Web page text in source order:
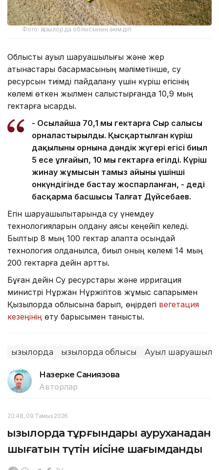
Фото: Қызылорда облысының әкімдігі
Облыстық ауыл шаруашылығы және жер
қатынастары басқармасының мәліметінше, су
ресурсын тиімді пайдалану үшін күріш егісінің
көлемі өткен жылмен салыстырғанда 10,9 мың
гектарға қысқарды.
- Осылайша 70,1 мың гектарға Сыр салысы
орналастырылды. Қысқартылған күріш
дақылының орнына дәндік жүгері егісі биыл
5 есе ұлғайып, 10 мың гектарға егілді. Күріш
жинау жұмысын тамыз айының үшінші
онкүндігінде бастау жоспарланған, - деді
басқарма басшысы Талғат Дүйсебаев.
Егін шаруашылықтарында су үнемдеу
технологияларын қолдану аясы кеңейіп келеді.
Былтыр 8 мың 100 гектар алқапта осындай
технология қолданылса, биыл оның көлемі 14 мың
200 гектарға дейін артты.
Бұған дейін Су ресурстары және ирригация
министрі Нұржан Нұржігітов жұмыс сапарымен
Қызылорда облысына барып, өңірдегі вегетация
кезеңінің өту барысымен танысты.
Қызылорда Қызылорда облысы Ауыл
Назерке Саниязова
Авторлар
20:48, 09 Тамыз 2026
Қызылорда тұрғындары ауруханадан
шығатын түтін иісіне шағымданды